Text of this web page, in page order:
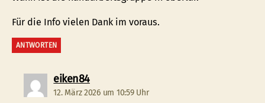
Für die Info vielen Dank im voraus.
ANTWORTEN
eiken84sagt:
12. März 2026 um 10:59 Uhr